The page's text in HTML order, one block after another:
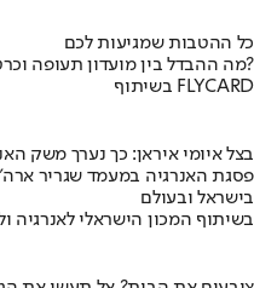
כל ההטבות שמגיעות לכם
מה ההבדל בין מועדון תעופה וכרטיס אשראי?
בשיתוף FLYCARD
בצל איומי איראן: כך נערך משק
פסגת האנרגיה במעמד שגריר
בישראל ובעולם
בשיתוף המכון הישראלי לאנרגיה